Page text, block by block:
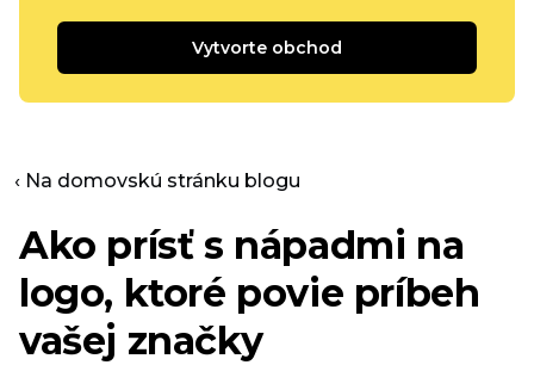
Vytvorte obchod
‹ Na domovskú stránku blogu
Ako prísť s nápadmi na
logo, ktoré povie príbeh
vašej značky